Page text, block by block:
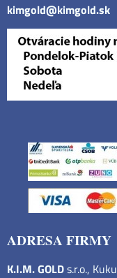
kimgold@kimgold.sk
ADRESA FIRMY
K.I.M. GOLDs.r.o.,